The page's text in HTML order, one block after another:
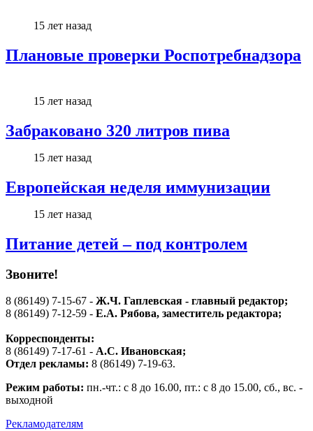
15 лет назад
Плановые проверки Роспотребнадзора
15 лет назад
Забраковано 320 литров пива
15 лет назад
Европейская неделя иммунизации
15 лет назад
Питание детей – под контролем
Звоните!
8 (86149) 7-15-67 - Ж.Ч. Гаплевская - главный редактор;
8 (86149) 7-12-59 - Е.А. Рябова, заместитель редактора;
Корреспонденты:
8 (86149) 7-17-61 - А.С. Ивановская;
Отдел рекламы: 8 (86149) 7-19-63.
Режим работы: пн.-чт.: с 8 до 16.00, пт.: с 8 до 15.00, сб., вс. -
выходной
Рекламодателям